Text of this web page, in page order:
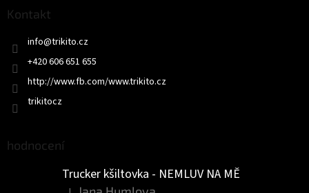
Kontakt
info@trikito.cz
+420 606 651 655
http://www.fb.com/www.trikito.cz
trikitocz
hodnocení
Trucker kšiltovka - NEMLUV NA MĚ